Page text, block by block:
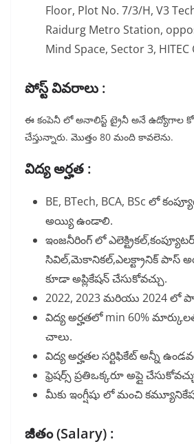
Floor, Plot No. 7/3/H, V3
Raidurg Metro Station,
Mind Space, Sector 3,
పోస్ట్ వివరాలు :
ఈ కంపెనీ లో అనాలిస్ట్ ట్రైనీ అనే ఉద్యోగాల
చేస్తున్నారు. మొత్తం 80 మంది కావలెను.
విద్య అర్హత :
BE, BTech, BCA, BSc లో
అయ్యి ఉండాలి.
ఇంజనీరింగ్ లో
సివిల్,మెకానికల్,ఎలక్ట్రానిక్ పాస్
కూడా అప్లికేషన్ చేసుకోవచ్చు.
2022, 2023 మరియు 2024
విద్య అర్హతలో min 60%
చాలు.
విద్య అర్హతల సర్టిఫికేట్ అన్నీ
ఫ్రెషర్స్ ప్రతిఒక్కరూ అప్లై
మీకు ఇంగ్షీషు లో మంచి
జీతం (Salary) :